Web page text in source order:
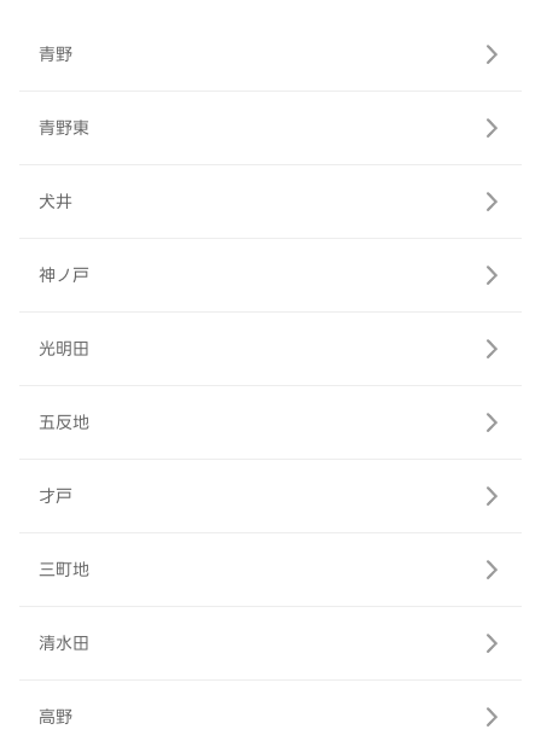
青野
青野東
犬井
神ノ戸
光明田
五反地
才戸
三町地
清水田
高野